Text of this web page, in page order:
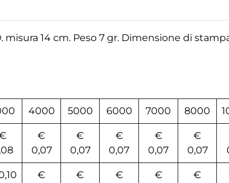
misura 14 cm. Peso 7 gr. Dimensione di
4000 5000 6000 7000 8000
€
0,07
€
0,07
€
0,07
€
0,07
€
0,07
€
€
€
€
€